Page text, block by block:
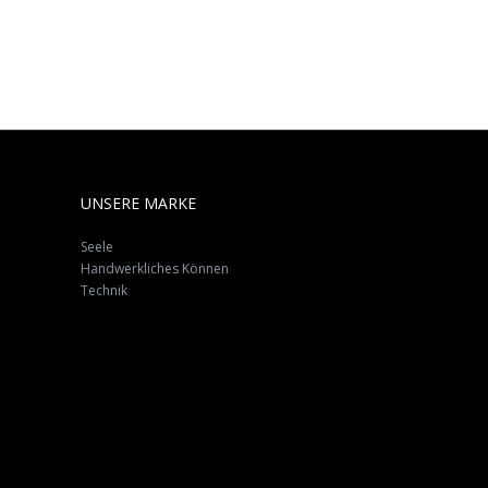
UNSERE MARKE
Seele
Handwerkliches Können
Technik